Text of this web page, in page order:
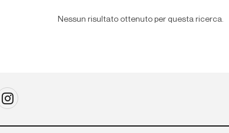
Nessun risultato ottenuto per questa ricerca.